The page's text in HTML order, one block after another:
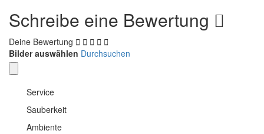
Schreibe eine Bewertung
Deine Bewertung
Bilder auswählen Durchsuchen
Service
Sauberkeit
Ambiente